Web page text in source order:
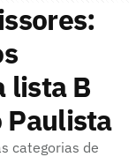
lista B
Paulista
categorias de